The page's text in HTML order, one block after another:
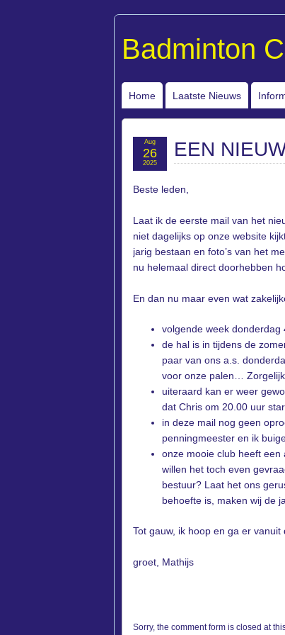
Badminton
Home Laatste Nieuws
EEN
Aug
26
2025
Beste leden,
Laat ik de eerste mail van het
niet dagelijks op onze website
jarig bestaan en foto’s van het
nu helemaal direct doorhebben
En dan nu maar even wat
volgende week
de hal is in tijdens de
paar van ons a.s.
voor onze palen…
uiteraard kan er weer
dat Chris om 20.00 uur
in deze mail nog geen
penningmeester en ik
onze mooie club heeft
willen het toch even
bestuur? Laat het ons
behoefte is, maken wij de
Tot gauw, ik hoop en ga er
groet, Mathijs
Sorry, the comment form is closed at